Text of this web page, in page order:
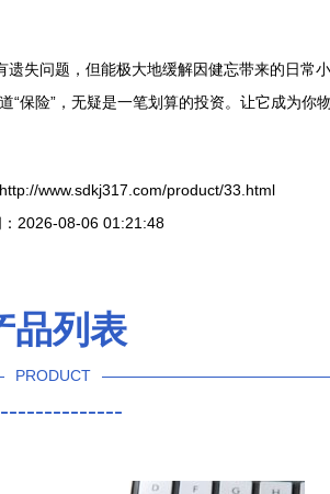
失问题，但能极大地缓解因健忘带来的日常
险”，无疑是一笔划算的投资。让它成为你
www.sdkj317.com/product/33.html
2026-08-06 01:21:48
品列表
PRODUCT